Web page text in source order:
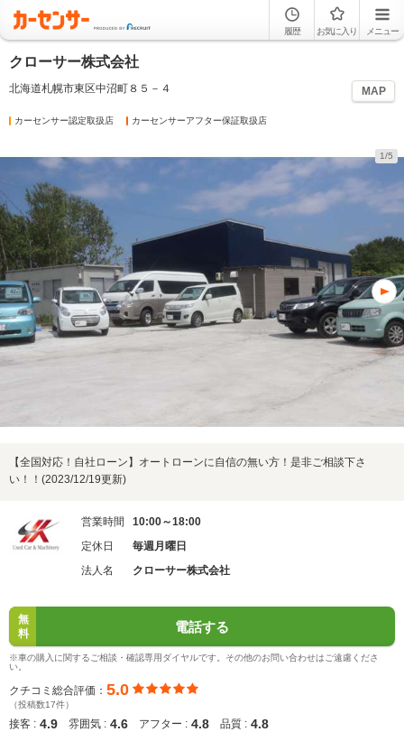
履歴 お気に入り メニュー
クローサー株式会社
北海道札幌市東区中沼町８５－４ MAP
カーセンサー認定取扱店 カーセンサーアフター保証取扱店
1/5
【全国対応！自社ローン】オートローンに自信の無い方！是非ご相談下さ
い！！(2023/12/19更新)
営業時間
10:00～18:00
定休日
毎週月曜日
法人名
クローサー株式会社
無
料
電話する
※車の購入に関するご相談・確認専用ダイヤルです。その他のお問い合わせはご遠慮くださ
い。
クチコミ総合評価： 5.0
（投稿数17件）
接客 : 4.9 雰囲気 : 4.6 アフター : 4.8 品質 : 4.8